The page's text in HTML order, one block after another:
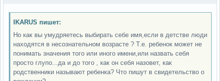
IKARUS пишет:
Но как вы умудряетесь выбирать себе имя,если в детстве люди
находятся в несознательном возрасте ? Т.е. ребенок может не
понимать значения того или иного имени,или назвать себя
просто глупо...да и до того , как он себя назовет, как
родственники называют ребенка? Что пишут в свидетельство о